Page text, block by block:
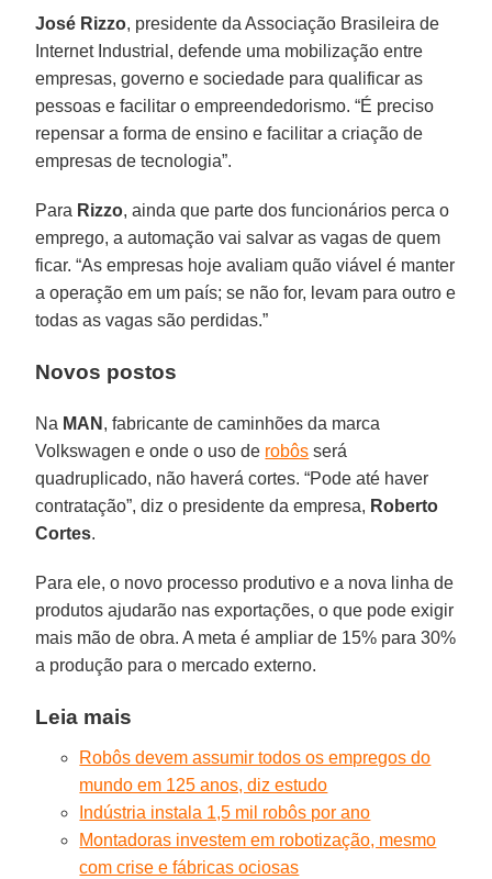
José Rizzo, presidente da Associação Brasileira de
Internet Industrial, defende uma mobilização entre
empresas, governo e sociedade para qualificar as
pessoas e facilitar o empreendedorismo. “É preciso
repensar a forma de ensino e facilitar a criação de
empresas de tecnologia”.
Para Rizzo, ainda que parte dos funcionários perca o
emprego, a automação vai salvar as vagas de quem
ficar. “As empresas hoje avaliam quão viável é manter
a operação em um país; se não for, levam para outro e
todas as vagas são perdidas.”
Novos postos
Na MAN , fabricante de caminhões da marca
Volkswagen e onde o uso de robôs será
quadruplicado, não haverá cortes. “Pode até haver
contratação”, diz o presidente da empresa, Roberto
Cortes.
Para ele, o novo processo produtivo e a nova linha de
produtos ajudarão nas exportações, o que pode exigir
mais mão de obra. A meta é ampliar de 15% para 30%
a produção para o mercado externo.
Leia mais
Robôs devem assumir todos os empregos do
mundo em 125 anos, diz estudo
Indústria instala 1,5 mil robôs por ano
Montadoras investem em robotização, mesmo
com crise e fábricas ociosas